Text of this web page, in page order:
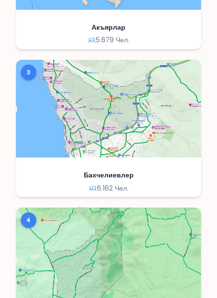
Акъярлар
5.679 Чел.
3
Бахчелиевлер
6.162 Чел.
4